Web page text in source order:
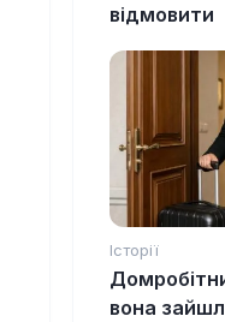
відмовити
Історії
вона